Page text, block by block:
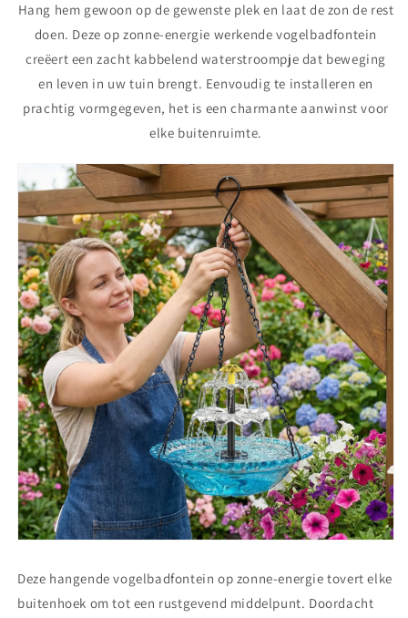
Hang hem gewoon op de gewenste plek en laat de zon de rest
doen. Deze op zonne-energie werkende vogelbadfontein
creëert een zacht kabbelend waterstroompje dat beweging
en leven in uw tuin brengt. Eenvoudig te installeren en
prachtig vormgegeven, het is een charmante aanwinst voor
elke buitenruimte.
Deze hangende vogelbadfontein op zonne-energie tovert elke
buitenhoek om tot een rustgevend middelpunt. Doordacht